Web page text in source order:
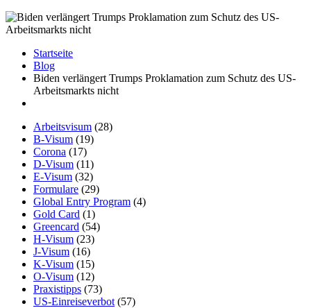
Startseite
Blog
Biden verlängert Trumps Proklamation zum Schutz des US-
Arbeitsmarkts nicht
Arbeitsvisum (28)
B-Visum (19)
Corona (17)
D-Visum (11)
E-Visum (32)
Formulare (29)
Global Entry Program (4)
Gold Card (1)
Greencard (54)
H-Visum (23)
J-Visum (16)
K-Visum (15)
O-Visum (12)
Praxistipps (73)
US-Einreiseverbot (57)